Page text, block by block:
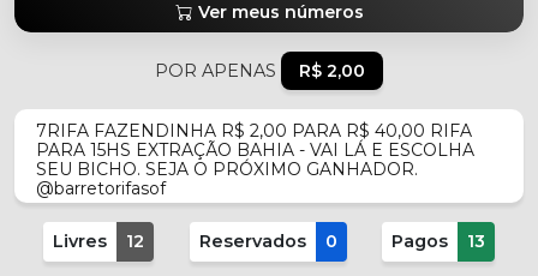
Ver meus números
POR APENAS R$ 2,00
7RIFA FAZENDINHA R$ 2,00 PARA R$ 40,00 RIFA
PARA 15HS EXTRAÇÃO BAHIA - VAI LÁ E ESCOLHA
SEU BICHO. SEJA O PRÓXIMO GANHADOR.
@barretorifasof
Livres 12 Reservados 0 Pagos 13